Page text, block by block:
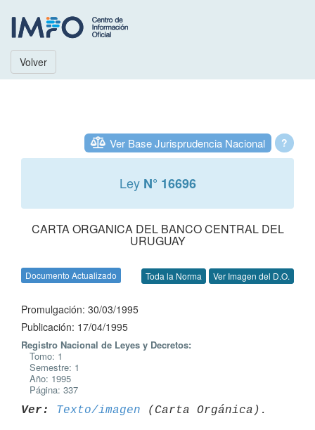
Volver
?
Ver Base Jurisprudencia Nacional
Ley N° 16696
CARTA ORGANICA DEL BANCO CENTRAL DEL
URUGUAY
Documento Actualizado Toda la Norma Ver Imagen del D.O.
Promulgación: 30/03/1995
Publicación: 17/04/1995
Registro Nacional de Leyes y Decretos:
Tomo: 1
Semestre: 1
Año: 1995
Página: 337
Ver: Texto/imagen